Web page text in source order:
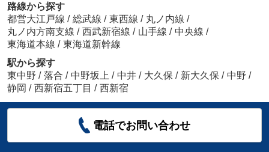
路線から探す
都営大江戸線 / 総武線 / 東西線 / 丸ノ内線 /
丸ノ内方南支線 / 西武新宿線 / 山手線 / 中央線 /
東海道本線 / 東海道新幹線
駅から探す
東中野 / 落合 / 中野坂上 / 中井 / 大久保 / 新大久保 / 中野 /
静岡 / 西新宿五丁目 / 西新宿
電話でお問い合わせ